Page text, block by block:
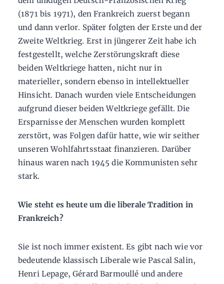
(1871 bis 1971), den Frankreich zuerst begann
und dann verlor. Später folgten der Erste und der
Zweite Weltkrieg. Erst in jüngerer Zeit habe ich
festgestellt, welche Zerstörungskraft diese
beiden Weltkriege hatten, nicht nur in
materieller, sondern ebenso in intellektueller
Hinsicht. Danach wurden viele Entscheidungen
aufgrund dieser beiden Weltkriege gefällt. Die
Ersparnisse der Menschen wurden komplett
zerstört, was Folgen dafür hatte, wie wir seither
unseren Wohlfahrtsstaat finanzieren. Darüber
hinaus waren nach 1945 die Kommunisten sehr
stark.
Wie steht es heute um die liberale Tradition in
Frankreich?
Sie ist noch immer existent. Es gibt nach wie vor
bedeutende klassisch Liberale wie Pascal Salin,
Henri Lepage, Gérard Barmoullé und andere